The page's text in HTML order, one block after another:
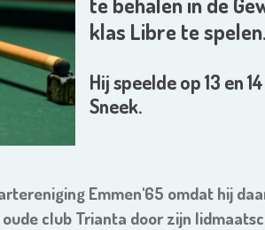
klas Libre te spelen.
Hij speelde op 13 en
Sneek.
Emmen'65 omdat hij
club Trianta door zijn